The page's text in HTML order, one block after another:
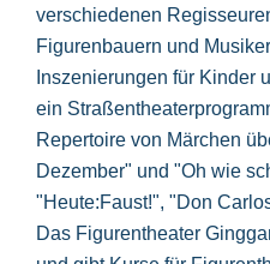
verschiedenen
Figurenbauern und
Inszenierungen für Kinder
ein
Repertoire von Märchen
Dezember" und "Oh wie
"Heute:Faust!", "Don
Das Figurentheater